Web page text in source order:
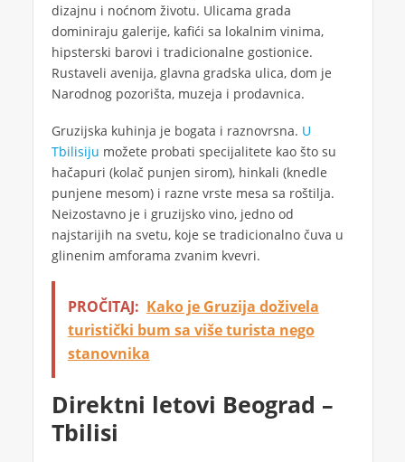
dizajnu i noćnom životu. Ulicama grada
dominiraju galerije, kafići sa lokalnim vinima,
hipsterski barovi i tradicionalne gostionice.
Rustaveli avenija, glavna gradska ulica, dom je
Narodnog pozorišta, muzeja i prodavnica.
Gruzijska kuhinja je bogata i raznovrsna. U
Tbilisiju možete probati specijalitete kao što su
hačapuri (kolač punjen sirom), hinkali (knedle
punjene mesom) i razne vrste mesa sa roštilja.
Neizostavno je i gruzijsko vino, jedno od
najstarijih na svetu, koje se tradicionalno čuva u
glinenim amforama zvanim kvevri.
PROČITAJ: Kako je Gruzija doživela
turistički bum sa više turista nego
stanovnika
Direktni letovi Beograd –
Tbilisi